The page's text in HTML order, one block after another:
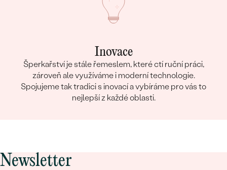
Inovace
Šperkařství je stále řemeslem, které ctí ruční práci,
zároveň ale využíváme i moderní technologie.
Spojujeme tak tradici s inovací a vybíráme pro vás to
nejlepší z každé oblasti.
Newsletter